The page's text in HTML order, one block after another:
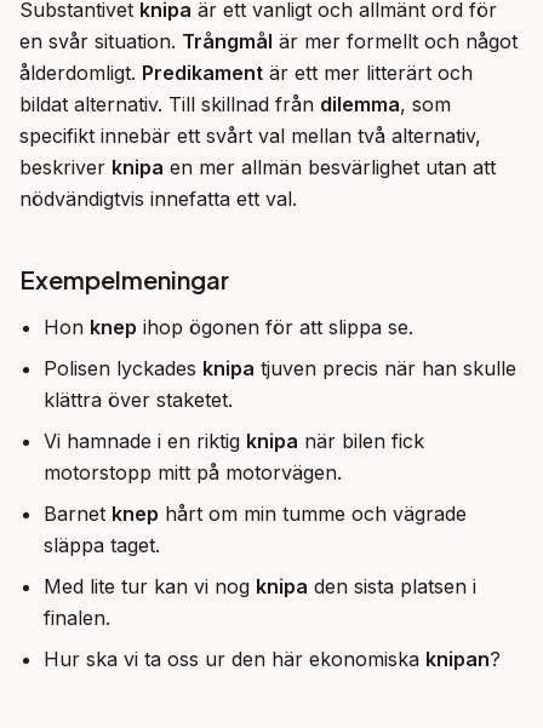
Substantivet knipa är ett vanligt och allmänt ord för
en svår situation. Trångmål är mer formellt och något
ålderdomligt. Predikament är ett mer litterärt och
bildat alternativ. Till skillnad från dilemma, som
specifikt innebär ett svårt val mellan två alternativ,
beskriver knipa en mer allmän besvärlighet utan att
nödvändigtvis innefatta ett val.
Exempelmeningar
Hon knep ihop ögonen för att slippa se.
Polisen lyckades knipa tjuven precis när han skulle
klättra över staketet.
Vi hamnade i en riktig knipa när bilen fick
motorstopp mitt på motorvägen.
Barnet knep hårt om min tumme och vägrade
släppa taget.
Med lite tur kan vi nog knipa den sista platsen i
finalen.
Hur ska vi ta oss ur den här ekonomiska knipan?